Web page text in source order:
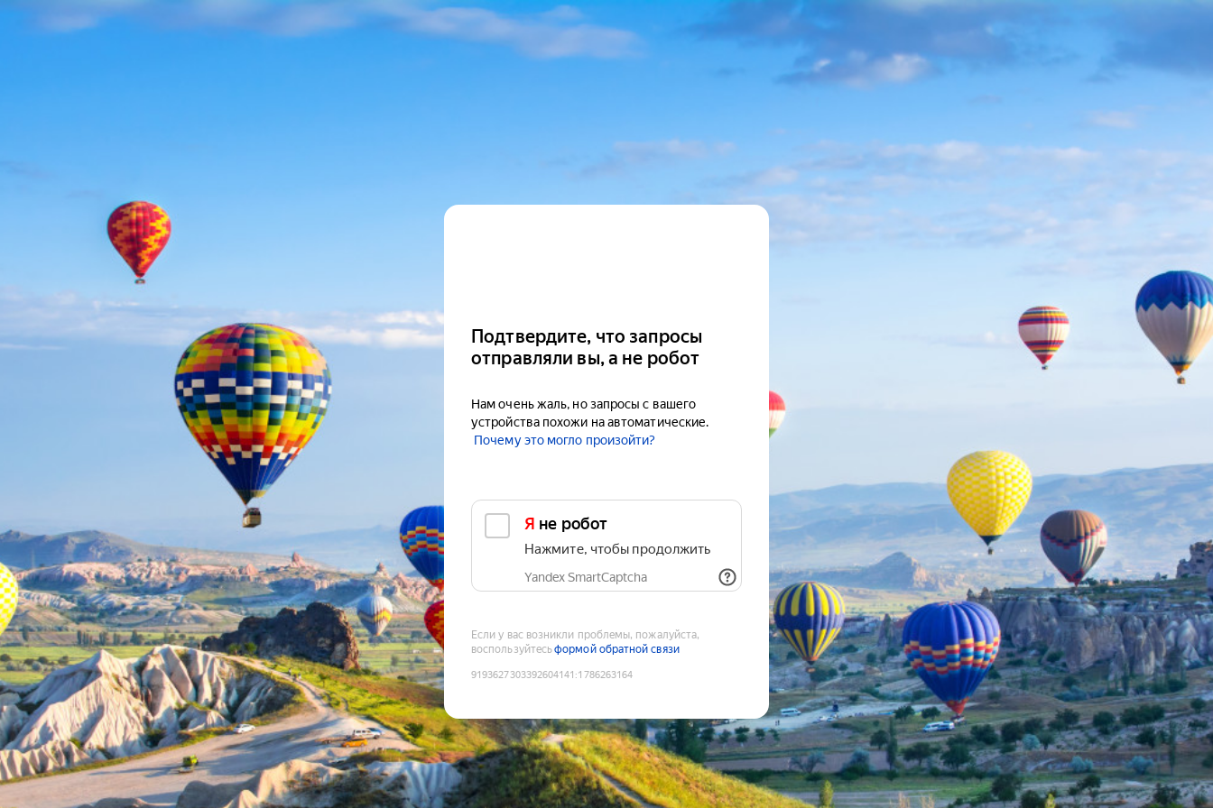
Подтвердите, что запросы
отправляли вы, а не робот
Нам очень жаль, но запросы с вашего
устройства похожи на автоматические.
Почему это могло произойти?
Я не робот
Нажмите, чтобы продолжить
Yandex SmartCaptcha
Если у вас возникли проблемы, пожалуйста,
воспользуйтесьформой обратной связи
9193627303392604141 :1786263164